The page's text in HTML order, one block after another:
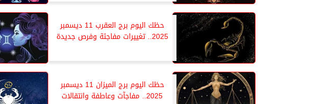
حظك اليوم برج العقرب 11 ديسمبر
2025.. تغييرات مفاجئة وفرص جديدة
حظك اليوم برج الميزان 11 ديسمبر
2025.. مفاجآت وعاطفة وانتقالات